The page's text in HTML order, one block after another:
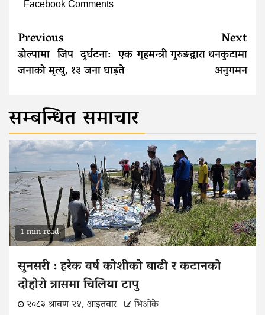
Facebook Comments
Continue
Reading
Previous
डोल्पामा जिप दुर्घटना: एक
जनाको मृत्यु, १३ जना घाइते
Next
गृहमन्त्री गुरुङद्वारा धनकुटामा
अनुगमन
सम्बन्धित समाचार
1 min read
सुनसरी : हरेक वर्ष कोशीको बाढी र कटानको
दोहोरो त्रासमा चिलिया टापु
२०८३ श्रावण २४, आइतवार भिओके